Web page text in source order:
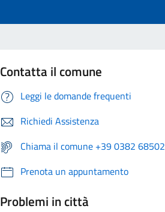
Contatta il comune
Leggi le domande frequenti
Richiedi Assistenza
Chiama il comune +39 0382 68502
Prenota un appuntamento
Problemi in città